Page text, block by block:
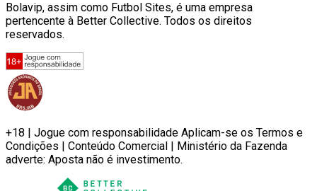
Bolavip, assim como Futbol Sites, é uma empresa
pertencente à Better Collective. Todos os direitos
reservados.
+18 | Jogue com responsabilidade Aplicam-se os Termos e
Condições | Conteúdo Comercial | Ministério da Fazenda
adverte: Aposta não é investimento.